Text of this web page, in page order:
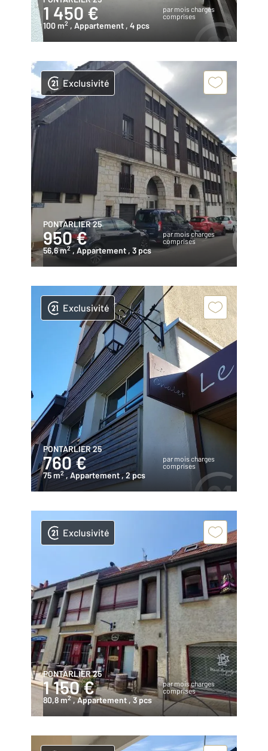
1 450 €
par mois charges
comprises
100 m2 , Appartement , 4 pcs
Exclusivité
PONTARLIER 25
950 €
par mois charges
comprises
56,6 m2 , Appartement , 3 pcs
Exclusivité
PONTARLIER 25
760 €
par mois charges
comprises
75 m2 , Appartement, 2 pcs
Exclusivité
PONTARLIER 25
1 150 €
par mois charges
comprises
80,8 m2 , Appartement , 3 pcs